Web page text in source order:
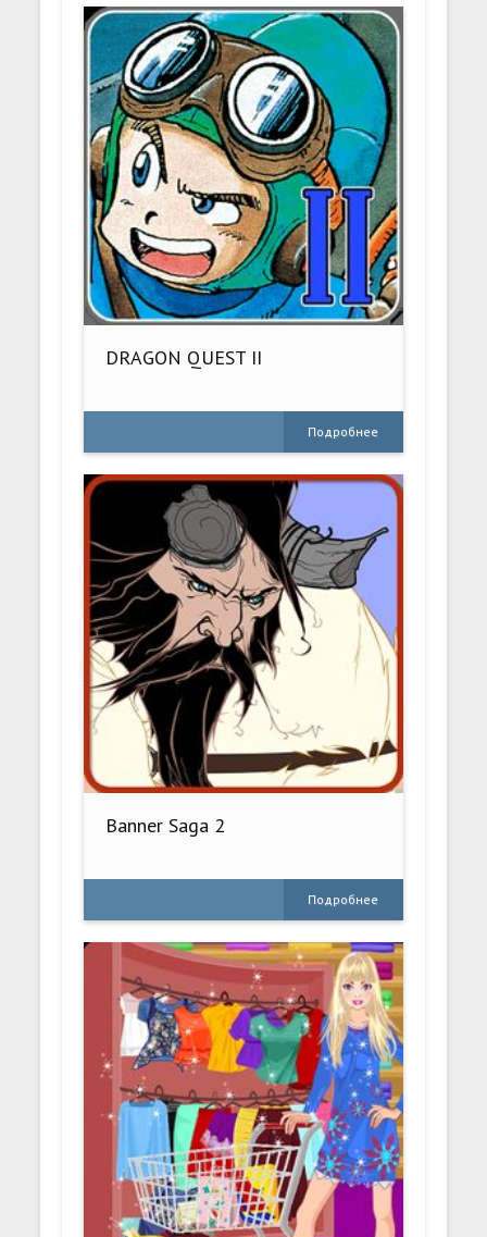
DRAGON QUEST II
Подробнее
Banner Saga 2
Подробнее